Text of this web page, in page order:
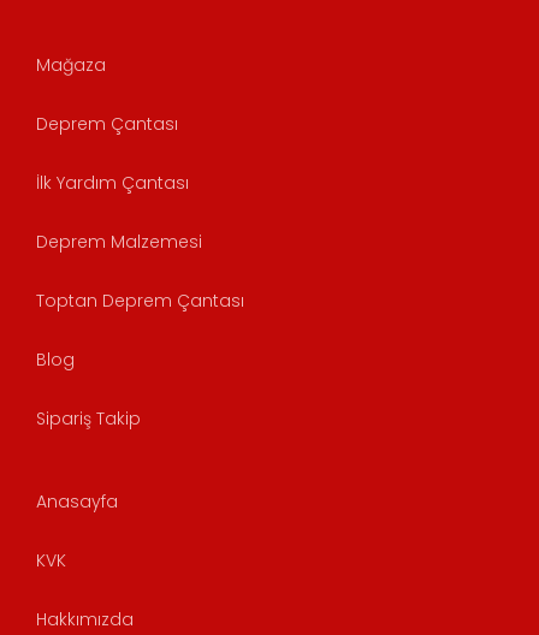
Mağaza
Deprem Çantası
İlk Yardım Çantası
Deprem Malzemesi
Toptan Deprem Çantası
Blog
Sipariş Takip
Anasayfa
KVK
Hakkımızda